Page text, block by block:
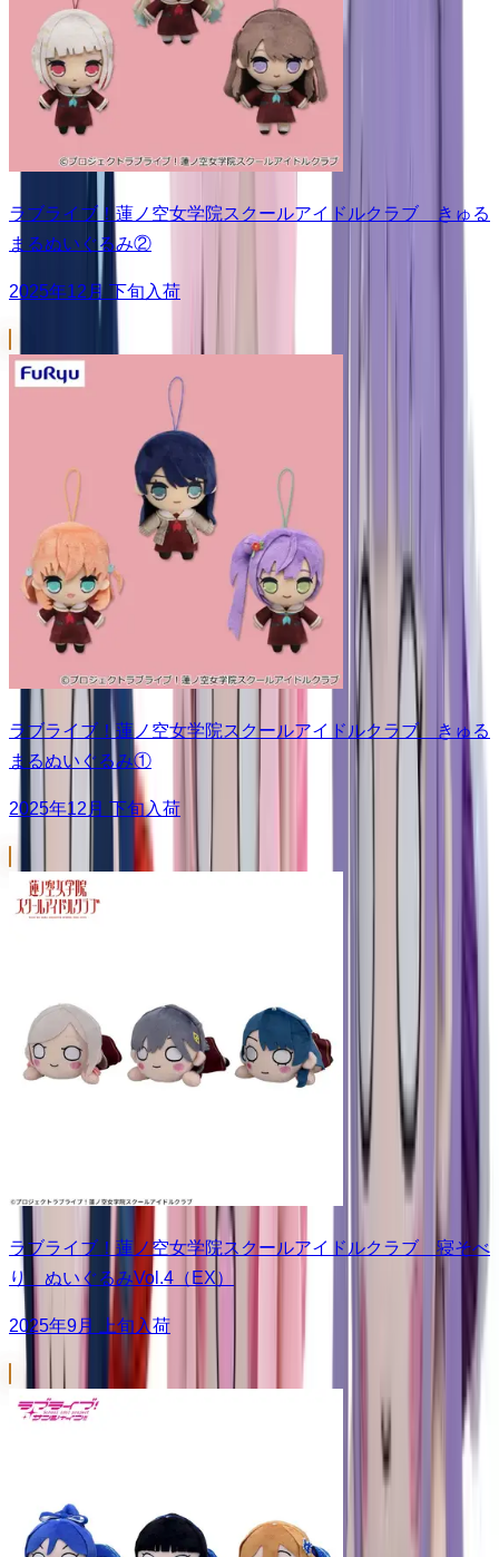
ラブライブ！蓮ノ空女学院スクールアイドルクラブ きゅる
まるぬいぐるみ②
2025年12月 下旬入荷
ラブライブ！蓮ノ空女学院スクールアイドルクラブ きゅる
まるぬいぐるみ①
2025年12月 下旬入荷
ラブライブ！蓮ノ空女学院スクールアイドルクラブ 寝そべ
り ぬいぐるみVol.4（EX）
2025年9月 上旬入荷